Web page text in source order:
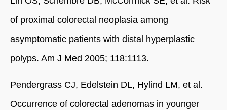
of proximal colorectal neoplasia among
asymptomatic patients with distal hyperplastic
polyps. Am J Med 2005; 118:1113.
Pendergrass CJ, Edelstein DL, Hylind LM, et al.
Occurrence of colorectal adenomas in younger